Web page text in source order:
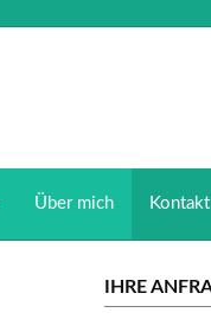
Über mich Kontakt
IHRE